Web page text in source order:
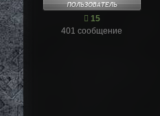
15
401 сообщение